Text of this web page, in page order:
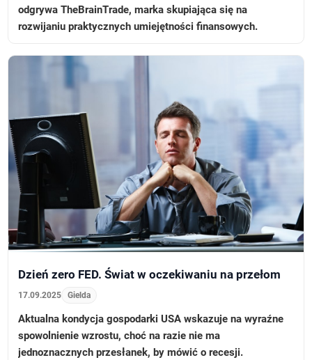
odgrywa TheBrainTrade, marka skupiająca się na
rozwijaniu praktycznych umiejętności finansowych.
Dzień zero FED. Świat w oczekiwaniu na przełom
17.09.2025 Gielda
Aktualna kondycja gospodarki USA wskazuje na wyraźne
spowolnienie wzrostu, choć na razie nie ma
jednoznacznych przesłanek, by mówić o recesji.